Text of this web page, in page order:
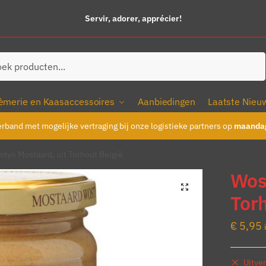
Servir, adorer, apprécier!
en Kaasaccessoires Aanbiedingen Laatste
met mogelijke vertraging bij onze logistieke partners op
€5,95